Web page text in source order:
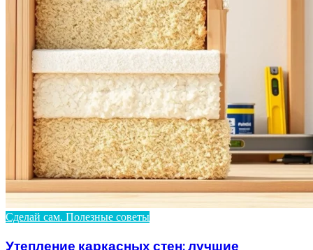
Сделай сам. Полезные советы
Утепление каркасных стен: лучшие